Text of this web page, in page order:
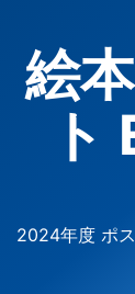
絵
2024年度 ポ